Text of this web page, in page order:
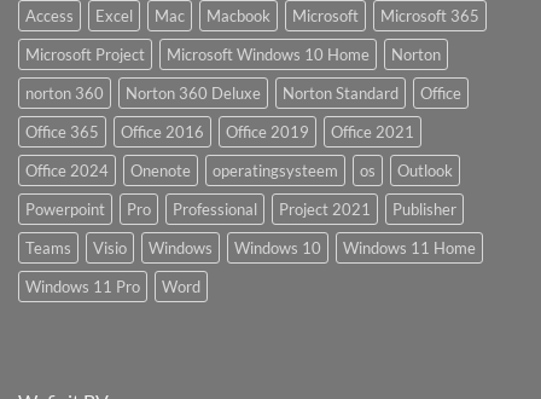
Access Excel Mac Macbook Microsoft
Microsoft 365
Microsoft Project
Microsoft Windows 10 Home
Norton
norton 360
Norton 360 Deluxe Norton Standard
Office
Office 365
Office 2016 Office 2019
Office 2021
Office 2024
Onenote operatingsysteem os
Outlook
Powerpoint
Pro Professional Project 2021
Publisher
Teams
Visio Windows Windows 10
Windows 11 Home
Windows 11 Pro
Word